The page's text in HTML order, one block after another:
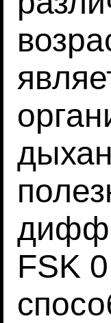
FSK